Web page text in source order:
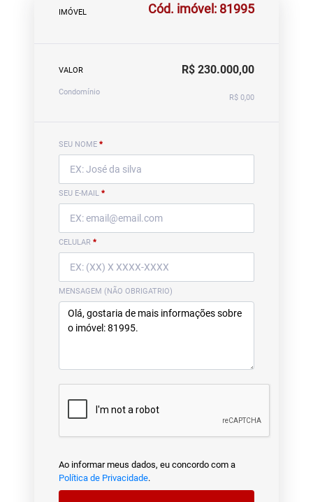
IMÓVEL Cód. imóvel: 81995
VALOR R$ 230.000,00
Condomínio
R$ 0,00
SEU NOME *
SEU E-MAIL *
CELULAR *
MENSAGEM (NÃO OBRIGATRIO)
Ao informar meus dados, eu concordo com a
Política de Privacidade.